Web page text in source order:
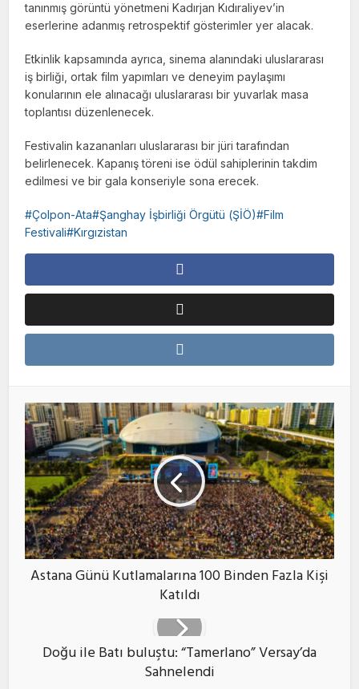
tanınmış görüntü yönetmeni Kadırjan Kıdıraliyev’in
eserlerine adanmış retrospektif gösterimler yer alacak.
Etkinlik kapsamında ayrıca, sinema alanındaki uluslararası
iş birliği, ortak film yapımları ve deneyim paylaşımı
konularının ele alınacağı uluslararası bir yuvarlak masa
toplantısı düzenlenecek.
Festivalin kazananları uluslararası bir jüri tarafından
belirlenecek. Kapanış töreni ise ödül sahiplerinin takdim
edilmesi ve bir gala konseriyle sona erecek.
Çolpon-Ata#Şanghay İşbirliği Örgütü (ŞİÖ)#Film
Festivali#Kırgızistan
Astana Günü Kutlamalarına 100 Binden Fazla Kişi
Katıldı
Doğu ile Batı buluştu: “Tamerlano” Versay’da
Sahnelendi